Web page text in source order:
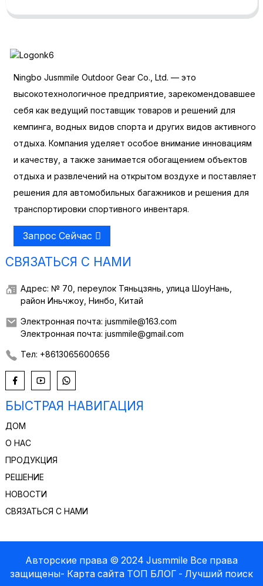
Ningbo Jusmmile Outdoor Gear Co., Ltd. — это
высокотехнологичное предприятие, зарекомендовавшее
себя как ведущий поставщик товаров и решений для
кемпинга, водных видов спорта и других видов активного
отдыха. Компания уделяет особое внимание инновациям
и качеству, а также занимается обогащением объектов
отдыха и развлечений на открытом воздухе и поставляет
решения для автомобильных багажников и решения для
транспортировки спортивного инвентаря.
Запрос Сейчас
СВЯЗАТЬСЯ С НАМИ
Адрес: № 70, переулок Тяньцзянь, улица ШоуНань,
район Иньчжоу, Нинбо, Китай
Электронная почта: jusmmile@163.com
Электронная почта: jusmmile@gmail.com
Тел: +8613065600656
БЫСТРАЯ НАВИГАЦИЯ
ДОМ
О НАС
ПРОДУКЦИЯ
РЕШЕНИЕ
НОВОСТИ
СВЯЗАТЬСЯ С НАМИ
Авторские права © 2024 Jusmmile Все права
защищены- Карта сайта ТОП БЛОГ - Лучший поиск